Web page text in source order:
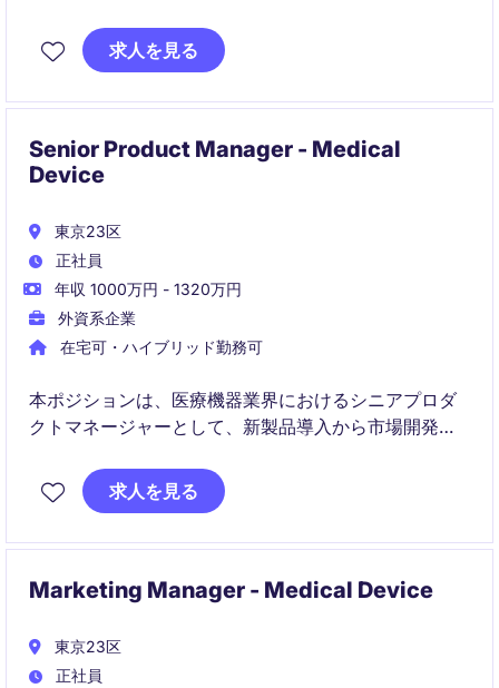
グローバルチームやクライアントと密に連携しなが
ら、大規模な薬事申請プロジェクトの品質・納期・コ
求人を見る
Senior Product Manager - Medical
Device
東京23区
正社員
年収 1000万円 - 1320万円
外資系企業
在宅可・ハイブリッド勤務可
本ポジションは、医療機器業界におけるシニアプロダ
クトマネージャーとして、新製品導入から市場開発、
事、品質保証、グローバルチームなど幅広いステーク
ホルダーと連携しながら、日本市場における事業成長
求人を見る
Marketing Manager - Medical Device
東京23区
正社員